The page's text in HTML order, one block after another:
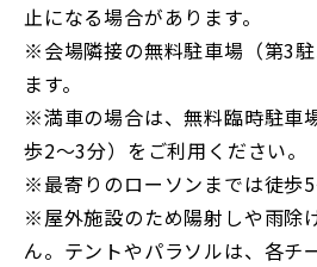
止になる場合があります。
※会場隣接の無料駐車場（第3
ます。
※満車の場合は、無料臨時駐車
歩2～3分）をご利用ください。
※最寄りのローソンまでは徒歩5
※屋外施設のため陽射しや雨除
ん。テントやパラソルは、各チ